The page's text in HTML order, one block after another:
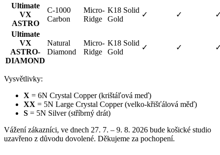
Ultimate
VX
ASTRO
C-1000
Carbon
Micro-
Ridge
K18 Solid
Gold
✓ ✓
Ultimate
VX
ASTRO-
DIAMOND
Natural
Diamond
Micro-
Ridge
K18 Solid
Gold
✓ ✓
Vysvětlivky:
X = 6N Crystal Copper (krištáľová meď)
XX = 5N Large Crystal Copper (velko-křišťálová měď)
S = 5N Silver (stříbrný drát)
Vážení zákazníci, ve dnech 27. 7. – 9. 8. 2026 bude košické studio
uzavřeno z důvodu dovolené. Děkujeme za pochopení.